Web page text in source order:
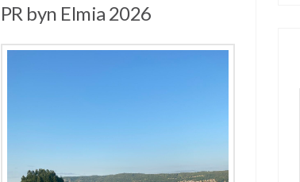
PR byn Elmia 2026